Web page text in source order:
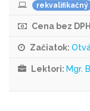
rekvalifikačný
Cena bez
Začiatok:
Lektori: Mgr.